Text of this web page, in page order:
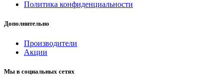
Политика конфиденциальности
Дополнительно
Производители
Акции
Мы в социальных сетях